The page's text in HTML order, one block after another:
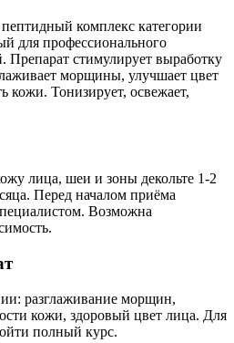
комплекс категории
для профессионального
Препарат стимулирует выработку
морщины, улучшает цвет
кожи. Тонизирует, освежает,
лица, шеи и зоны декольте 1-2
Перед началом приёма
Возможна
разглаживание морщин,
кожи, здоровый цвет лица. Для
полный курс.